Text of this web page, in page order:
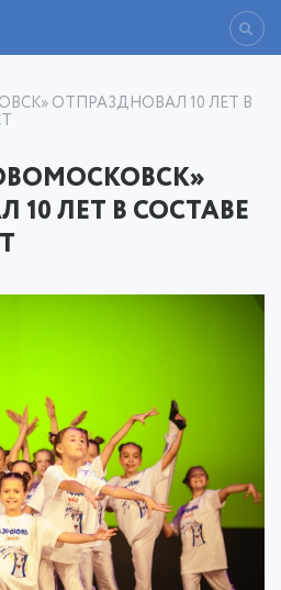
ОТПРАЗДНОВАЛ 10 ЛЕТ В
ЛЕТ В СОСТАВЕ